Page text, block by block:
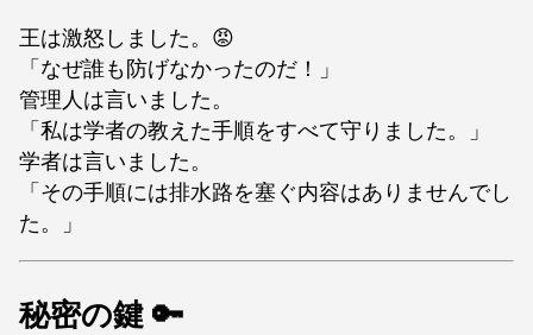
王は激怒しました。😡
「なぜ誰も防げなかったのだ！」
管理人は言いました。
「私は学者の教えた手順をすべて守りました。」
学者は言いました。
「その手順には排水路を塞ぐ内容はありませんでし
た。」
秘密の鍵 🔑